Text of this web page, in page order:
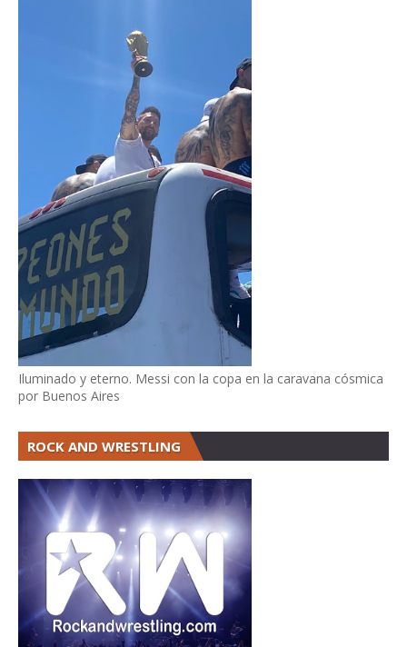
Iluminado y eterno. Messi con la copa en la caravana cósmica
por Buenos Aires
ROCK AND WRESTLING